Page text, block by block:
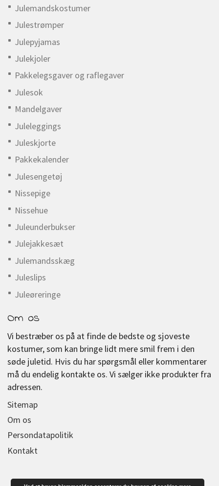
Julemandskostumer
Julestrømper
Julepyjamas
Julekjoler
Pakkelegsgaver og raflegaver
Julesok
Mandelgaver
Juleleggings
Juleskjorte
Pakkekalender
Julesengetøj
Nissepige
Nissehue
Juleunderbukser
Julejakkesæt
Julemandsskæg
Juleslips
Juleøreringe
Om os
Vi bestræber os på at finde de bedste og sjoveste
kostumer, som kan bringe lidt mere smil frem i den
søde juletid. Hvis du har spørgsmål eller kommentarer
må du endelig kontakte os. Vi sælger ikke produkter fra
adressen.
Sitemap
Om os
Persondatapolitik
Kontakt